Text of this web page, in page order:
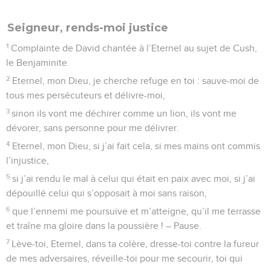
Seigneur, rends-moi justice
1 Complainte de David chantée à l’Eternel au sujet de Cush,
le Benjaminite.
2 Eternel, mon Dieu, je cherche refuge en toi : sauve-moi de
tous mes persécuteurs et délivre-moi,
3 sinon ils vont me déchirer comme un lion, ils vont me
dévorer, sans personne pour me délivrer.
4 Eternel, mon Dieu, si j’ai fait cela, si mes mains ont commis
l’injustice,
5 si j’ai rendu le mal à celui qui était en paix avec moi, si j’ai
dépouillé celui qui s’opposait à moi sans raison,
6 que l’ennemi me poursuive et m’atteigne, qu’il me terrasse
et traîne ma gloire dans la poussière ! – Pause.
7 Lève-toi, Eternel, dans ta colère, dresse-toi contre la fureur
de mes adversaires, réveille-toi pour me secourir, toi qui